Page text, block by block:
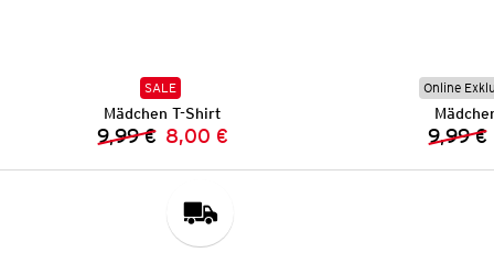
SALE
Mädchen T-Shirt
Vorheriger Preis:
9,99 € Neuer Preis:
8,00 €
Online
9,99 €